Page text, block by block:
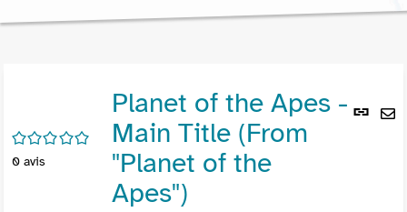
Lien
/5
0 avis
Planet of the Apes -
Main Title (From
"Planet of the
Apes")